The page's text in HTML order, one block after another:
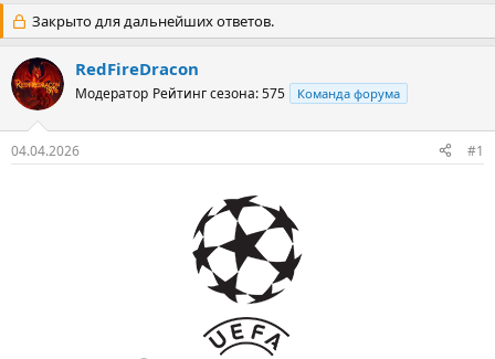
т
о
р
т
е
м
т
а
а
ч
а
Закрыто для дальнейших ответов.
RedFireDracon
Модератор Рейтинг сезона: 575 Команда форума
04.04.2026 #1